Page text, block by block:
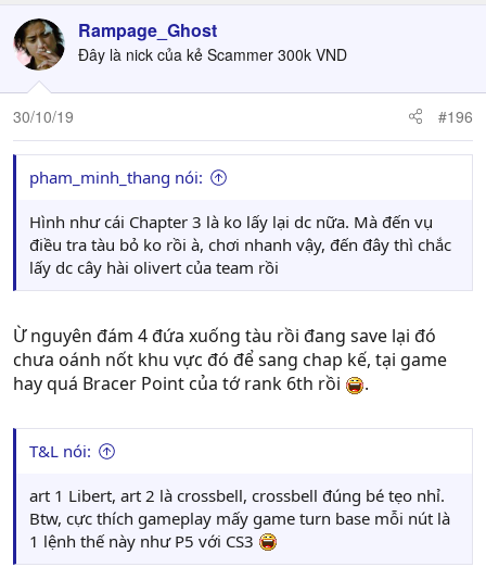
Rampage_Ghost
Đây là nick của kẻ Scammer 300k VND
30/10/19 #196
pham_minh_thang nói:
Hình như cái Chapter 3 là ko lấy lại dc nữa. Mà đến vụ
điều tra tàu bỏ ko rồi à, chơi nhanh vậy, đến đây thì chắc
lấy dc cây hài olivert của team rồi
Ừ nguyên đám 4 đứa xuống tàu rồi đang save lại đó
chưa oánh nốt khu vực đó để sang chap kế, tại game
hay quá Bracer Point của tớ rank 6th rồi
.
T&L nói:
art 1 Libert, art 2 là crossbell, crossbell đúng bé tẹo nhỉ.
Btw, cực thích gameplay mấy game turn base mỗi nút là
1 lệnh thế này như P5 với CS3